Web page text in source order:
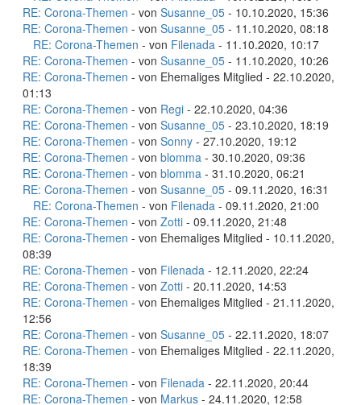
RE: Corona-Themen - von Susanne_05 - 10.10.2020, 15:36
RE: Corona-Themen - von Susanne_05 - 11.10.2020, 08:18
RE: Corona-Themen - von Filenada - 11.10.2020, 10:17
RE: Corona-Themen - von Susanne_05 - 11.10.2020, 10:26
RE: Corona-Themen - von Ehemaliges Mitglied - 22.10.2020,
01:13
RE: Corona-Themen - von Regi - 22.10.2020, 04:36
RE: Corona-Themen - von Susanne_05 - 23.10.2020, 18:19
RE: Corona-Themen - von Sonny - 27.10.2020, 19:12
RE: Corona-Themen - von blomma - 30.10.2020, 09:36
RE: Corona-Themen - von blomma - 31.10.2020, 06:21
RE: Corona-Themen - von Susanne_05 - 09.11.2020, 16:31
RE: Corona-Themen - von Filenada - 09.11.2020, 21:00
RE: Corona-Themen - von Zotti - 09.11.2020, 21:48
RE: Corona-Themen - von Ehemaliges Mitglied - 10.11.2020,
08:39
RE: Corona-Themen - von Filenada - 12.11.2020, 22:24
RE: Corona-Themen - von Zotti - 20.11.2020, 14:53
RE: Corona-Themen - von Ehemaliges Mitglied - 21.11.2020,
12:56
RE: Corona-Themen - von Susanne_05 - 22.11.2020, 18:07
RE: Corona-Themen - von Ehemaliges Mitglied - 22.11.2020,
18:39
RE: Corona-Themen - von Filenada - 22.11.2020, 20:44
RE: Corona-Themen - von Markus - 24.11.2020, 12:58